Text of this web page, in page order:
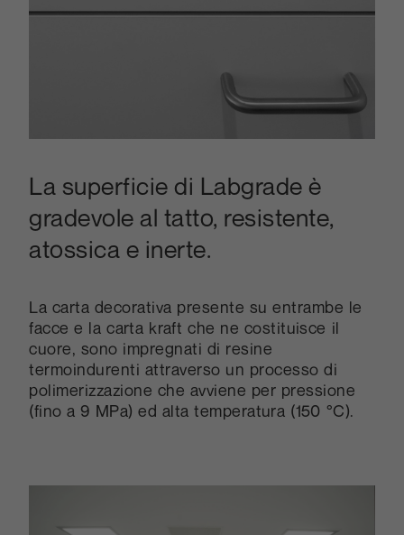
La superficie di Labgrade è
gradevole al tatto, resistente,
atossica e inerte.
La carta decorativa presente su entrambe le
facce e la carta kraft che ne costituisce il
cuore, sono impregnati di resine
termoindurenti attraverso un processo di
polimerizzazione che avviene per pressione
(fino a 9 MPa) ed alta temperatura (150 °C).